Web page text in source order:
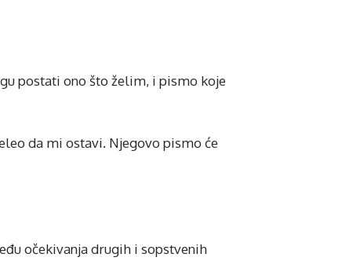
postati ono što želim, i pismo koje
da mi ostavi. Njegovo pismo će
očekivanja drugih i sopstvenih